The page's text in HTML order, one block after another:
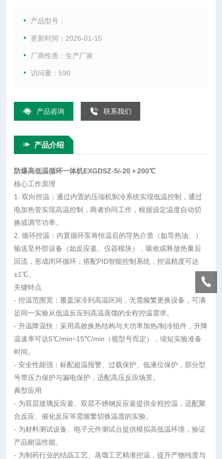
温，兼具加热与制冷功能，替代传统“单一加热"或“单一制冷"设
产品型号：
更新时间：2026-01-15
厂商性质：生产厂家
访问量：590
产品咨询 联系我们
产品介绍
防爆高低温循环一体机EXGDSZ-5/-20＋200℃
核心工作原理
1.双向控温：通过内置的压缩机制冷系统实现低温控制，通过
电加热管实现高温控制，两者协同工作，根据设定温度自动切
换或调节功率。
2.循环控温：内置循环泵将恒温后的导热介质（如导热油、）
输送至外部设备（如反应釜、仪器模块），吸收或释放热量后
回流，形成闭环循环；搭配PID智能控制系统，控温精度可达
±1℃。
关键特点
-控温范围宽：覆盖深冷到高温区间，无需频繁更换设备，可满
足同一实验从低温反应到高温蒸馏的全程控温需求。
- 升温降温快：采用高效换热结构与大功率加热/制冷组件，升降
温速率可达5℃/min~15℃/min （视型号而定），缩短实验准备
时间。
-安全性能强：标配超温报警、过载保护、低液位保护，部分型
号带压力保护与漏电保护，适配高压反应场景。
典型应用
- 为双层玻璃反应釜、双层不锈钢反应釜提供全程控温，适配聚
合反应、催化反应等需频繁切换温度的实验。
- 为材料测试设备、电子元件测试台提供模拟高低温环境，验证
产品耐温性能。
- 为制药行业的结晶工艺、蒸馏工艺精准控温，提升产物纯度与